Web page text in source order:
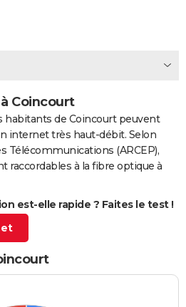
Coincourt
habitants de Coincourt peuvent
internet très haut-débit. Selon
Télécommunications (ARCEP),
raccordables à la fibre optique à
est-elle rapide ? Faites le test !